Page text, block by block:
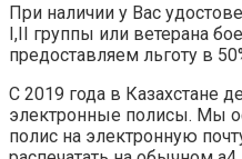
При наличии у Вас
I,II группы или ветерана
предоставляем льготу в
С 2019 года в Казахстане
электронные полисы.
полис на электронную